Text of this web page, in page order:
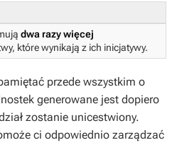
dwa razy więcej
które wynikają z ich inicjatywy.
przede wszystkim o
generowane jest dopiero
zostanie unicestwiony.
ci odpowiednio zarządzać